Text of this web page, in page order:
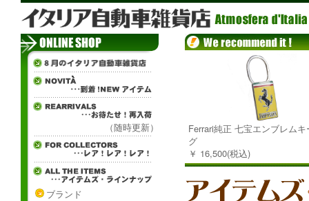
（随時更新）
ブランド
Ferrari純正 七宝エンブレムキ
グ
￥ 16,500(税込)